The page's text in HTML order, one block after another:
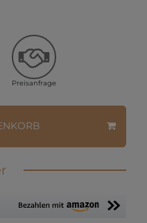
Preisanfrage